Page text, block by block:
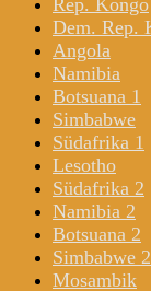
Rep. Kongo
Dem. Rep.
Angola
Namibia
Botsuana 1
Simbabwe
Südafrika 1
Lesotho
Südafrika 2
Namibia 2
Botsuana 2
Simbabwe 2
Mosambik